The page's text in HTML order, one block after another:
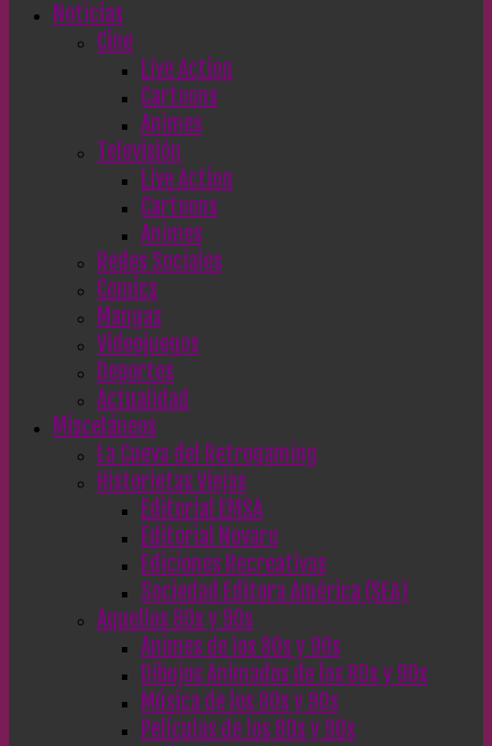
Noticias
Cine
Live Action
Cartoons
Animes
Televisión
Live Action
Cartoons
Animes
Redes Sociales
Comics
Mangas
Videojuegos
Deportes
Actualidad
Misceláneos
La Cueva del Retrogaming
Historietas Viejas
Editorial EMSA
Editorial Novaro
Ediciones Recreativas
Sociedad Editora América (SEA)
Aquellos 80s y 90s
Animes de los 80s y 90s
Dibujos Animados de los 80s y 90s
Música de los 80s y 90s
Películas de los 80s y 90s